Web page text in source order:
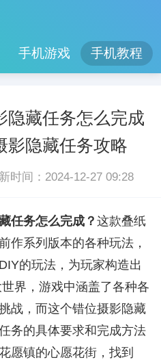
手机游戏 手机教程
隐藏任务怎么完成
影隐藏任务攻略
时间：2024-12-27 09:28
任务怎么完成？ 这款叠纸
作系列版本的各种玩法，
的玩法，为玩家构造出
界，游戏中涵盖了各种各
战，而这个错位摄影隐藏
务的具体要求和完成方法
愿镇的心愿花街，找到